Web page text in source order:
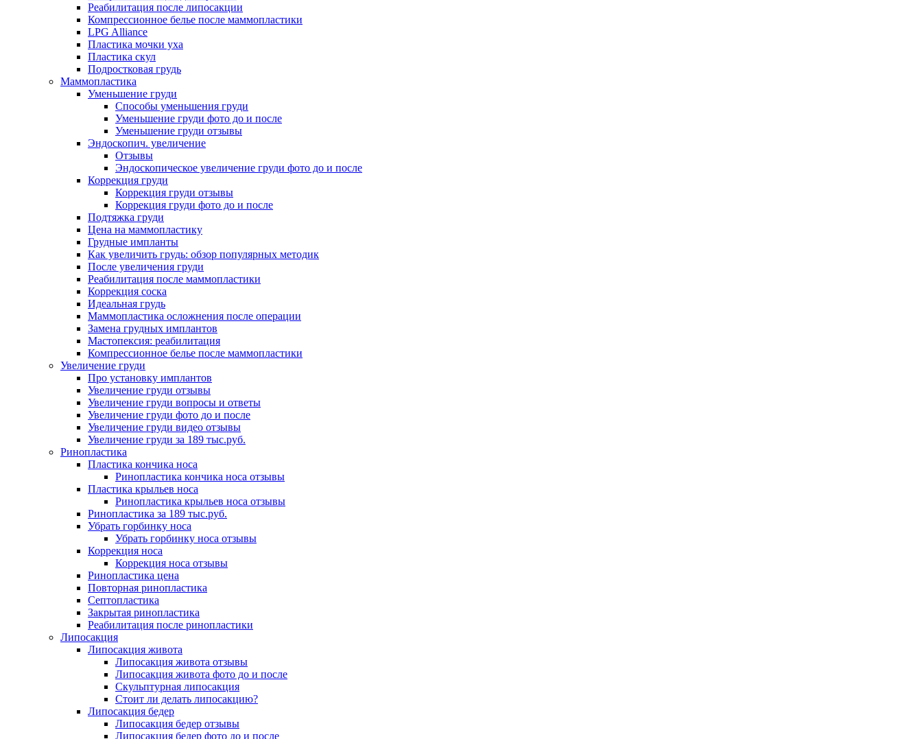
Реабилитация после липосакции
Компрессионное белье после маммопластики
LPG Alliance
Пластика мочки уха
Пластика скул
Подростковая грудь
Маммопластика
Уменьшение груди
Способы уменьшения груди
Уменьшение груди фото до и после
Уменьшение груди отзывы
Эндоскопич. увеличение
Отзывы
Эндоскопическое увеличение груди фото до и после
Коррекция груди
Коррекция груди отзывы
Коррекция груди фото до и после
Подтяжка груди
Цена на маммопластику
Грудные импланты
Как увеличить грудь: обзор популярных методик
После увеличения груди
Реабилитация после маммопластики
Коррекция соска
Идеальная грудь
Маммопластика осложнения после операции
Замена грудных имплантов
Мастопексия: реабилитация
Компрессионное белье после маммопластики
Увеличение груди
Про установку имплантов
Увеличение груди отзывы
Увеличение груди вопросы и ответы
Увеличение груди фото до и после
Увеличение груди видео отзывы
Увеличение груди за 189 тыс.руб.
Ринопластика
Пластика кончика носа
Ринопластика кончика носа отзывы
Пластика крыльев носа
Ринопластика крыльев носа отзывы
Ринопластика за 189 тыс.руб.
Убрать горбинку носа
Убрать горбинку носа отзывы
Коррекция носа
Коррекция носа отзывы
Ринопластика цена
Повторная ринопластика
Септопластика
Закрытая ринопластика
Реабилитация после ринопластики
Липосакция
Липосакция живота
Липосакция живота отзывы
Липосакция живота фото до и после
Скульптурная липосакция
Стоит ли делать липосакцию?
Липосакция бедер
Липосакция бедер отзывы
Липосакция бедер фото до и после